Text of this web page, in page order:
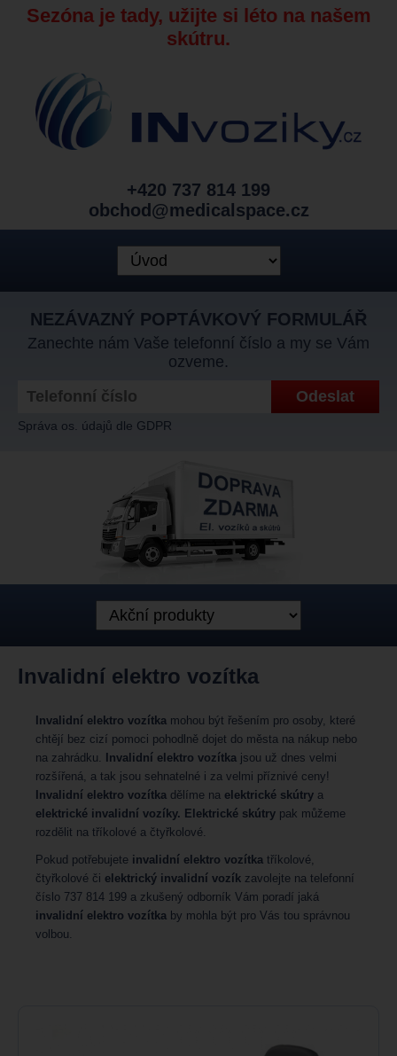
Sezóna je tady, užijte si léto na našem
skútru.
+420 737 814 199
obchod@medicalspace.cz
NEZÁVAZNÝ POPTÁVKOVÝ FORMULÁŘ
Zanechte nám Vaše telefonní číslo a my se Vám
ozveme.
Správa os. údajů dle GDPR
Invalidní elektro vozítka
Invalidní elektro vozítka mohou být řešením pro osoby, které
chtějí bez cizí pomoci pohodlně dojet do města na nákup nebo
na zahrádku. Invalidní elektro vozítka jsou už dnes velmi
rozšířená, a tak jsou sehnatelné i za velmi příznivé ceny!
Invalidní elektro vozítka dělíme na elektrické skútry a
elektrické invalidní vozíky. Elektrické skútry pak můžeme
rozdělit na tříkolové a čtyřkolové.
Pokud potřebujete invalidní elektro vozítka tříkolové,
čtyřkolové či elektrický invalidní vozík zavolejte na telefonní
číslo 737 814 199 a zkušený odborník Vám poradí jaká
invalidní elektro vozítka by mohla být pro Vás tou správnou
volbou.